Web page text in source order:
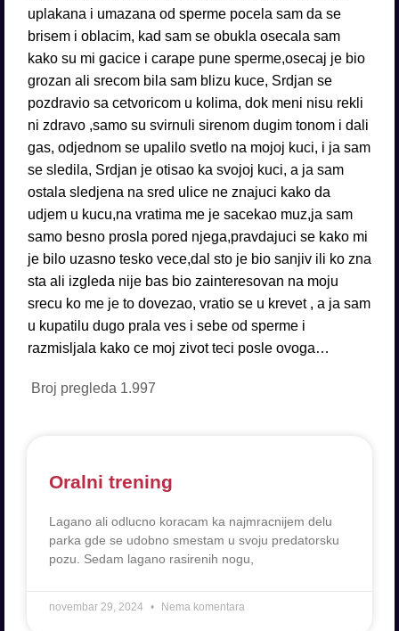
uplakana i umazana od sperme pocela sam da se
brisem i oblacim, kad sam se obukla osecala sam
kako su mi gacice i carape pune sperme,osecaj je bio
grozan ali srecom bila sam blizu kuce, Srdjan se
pozdravio sa cetvoricom u kolima, dok meni nisu rekli
ni zdravo ,samo su svirnuli sirenom dugim tonom i dali
gas, odjednom se upalilo svetlo na mojoj kuci, i ja sam
se sledila, Srdjan je otisao ka svojoj kuci, a ja sam
ostala sledjena na sred ulice ne znajuci kako da
udjem u kucu,na vratima me je sacekao muz,ja sam
samo besno prosla pored njega,pravdajuci se kako mi
je bilo uzasno tesko vece,dal sto je bio sanjiv ili ko zna
sta ali izgleda nije bas bio zainteresovan na moju
srecu ko me je to dovezao, vratio se u krevet , a ja sam
u kupatilu dugo prala ves i sebe od sperme i
razmisljala kako ce moj zivot teci posle ovoga…
Broj pregleda 1.997
Oralni trening
Lagano ali odlucno koracam ka najmracnijem delu
parka gde se udobno smestam u svoju predatorsku
pozu. Sedam lagano rasirenih nogu,
novembar 29, 2024 Nema komentara